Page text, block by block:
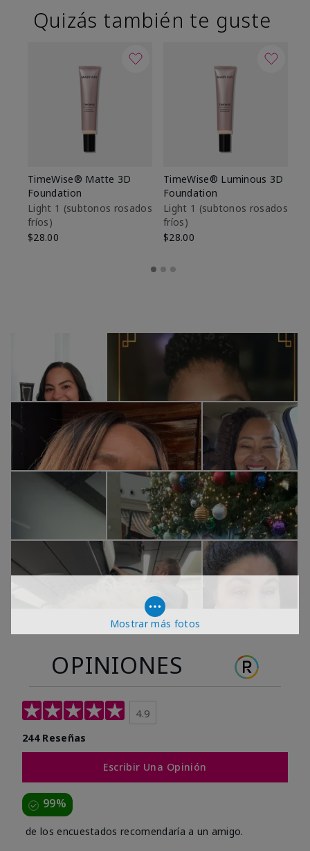
Quizás también te guste
TimeWise® Matte 3D
Foundation
Light 1​ (subtonos rosados
fríos)
$28.00
TimeWise® Luminous 3D
Foundation
Light 1​ (subtonos rosados
fríos)
$28.00
Mostrar más fotos
OPINIONES
4.9
244 Reseñas
Escribir Una Opinión
99%
de los encuestados recomendaría a un amigo.